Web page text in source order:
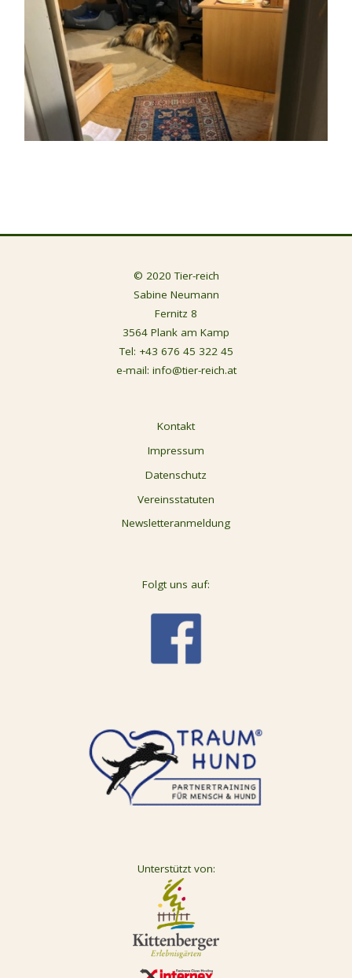
© 2020 Tier-reich
Sabine Neumann
Fernitz 8
3564 Plank am Kamp
Tel: +43 676 45 322 45
e-mail: info@tier-reich.at
Kontakt
Impressum
Datenschutz
Vereinsstatuten
Newsletteranmeldung
Folgt uns auf:
Unterstützt von: